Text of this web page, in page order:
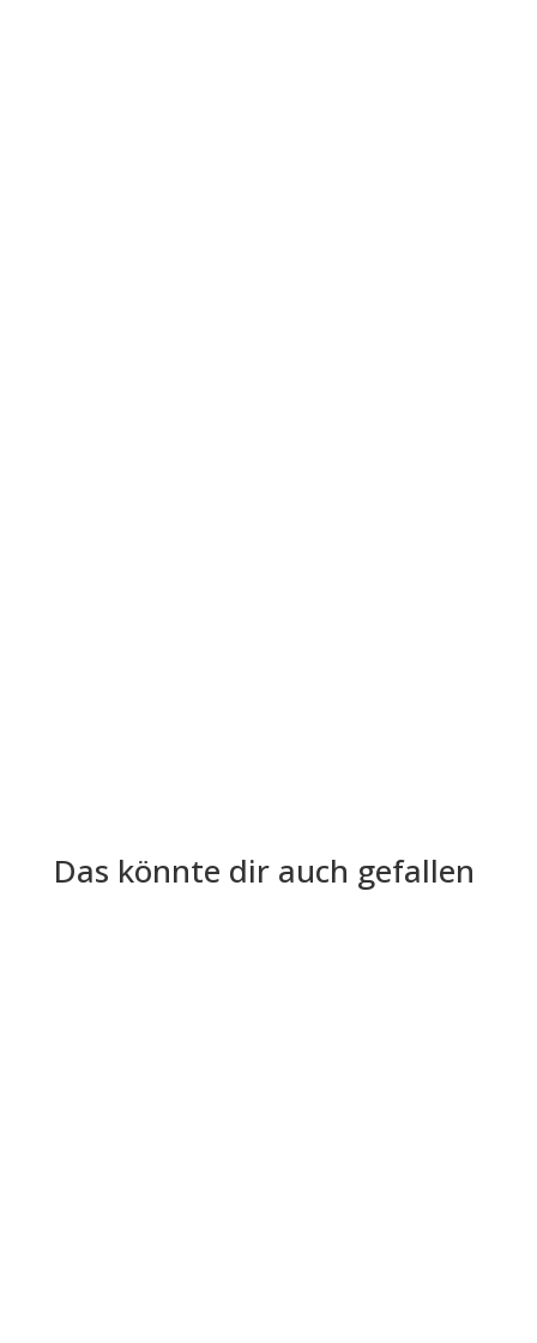
Das könnte dir auch gefallen